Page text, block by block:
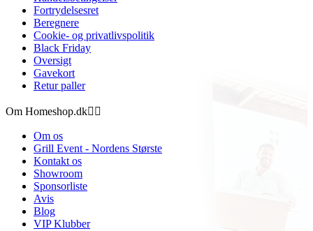
Fortrydelsesret
Beregnere
Cookie- og privatlivspolitik
Black Friday
Oversigt
Gavekort
Retur paller
Om Homeshop.dk 
Om os
Grill Event - Nordens Største
Kontakt os
Showroom
Sponsorliste
Avis
Blog
VIP Klubber